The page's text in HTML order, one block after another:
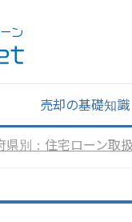
売却の基礎知識
県別：住宅ローン取